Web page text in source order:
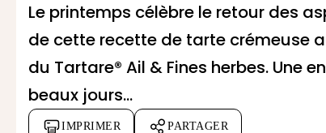
Le printemps célèbre le retour des
de cette recette de tarte crémeuse
du Tartare® Ail & Fines herbes. Une
beaux jours...
IMPRIMER PARTAGER